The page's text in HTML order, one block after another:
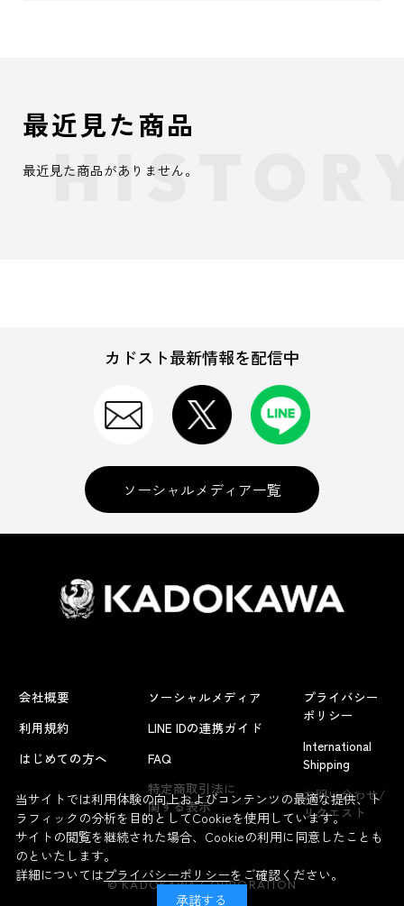
よくあるお問い合わせ
最近見た商品
最近見た商品がありません。
カドスト最新情報を配信中
ソーシャルメディア一覧
会社概要
利用規約
はじめての方へ
ソーシャルメディア
LINE IDの連携ガイド
FAQ
特定商取引法に
関する表示
プライバシー
ポリシー
International
Shipping
お問い合わせ/
リクエスト
© KADOKAWA CORPORATION
当サイトでは利用体験の向上およびコンテンツの最適な提供、ト
ラフィックの分析を目的としてCookieを使用しています。
サイトの閲覧を継続された場合、Cookieの利用に同意したことも
のといたします。
詳細についてはプライバシーポリシーをご確認ください。
承諾する